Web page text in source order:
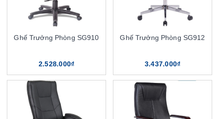
Ghế Trưởng Phòng SG910
2.528.000₫
Ghế Trưởng Phòng SG912
3.437.000₫